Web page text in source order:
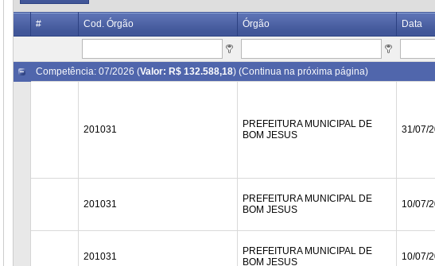
# Cod. Órgão Órgão Data
Competência: 07/2026 (Valor: R$ 132.588,18) (Continua na próxima página)
201031
PREFEITURA MUNICIPAL DE
BOM JESUS
31/07/
201031
PREFEITURA MUNICIPAL DE
BOM JESUS
10/07/
201031
PREFEITURA MUNICIPAL DE
BOM JESUS
10/07/